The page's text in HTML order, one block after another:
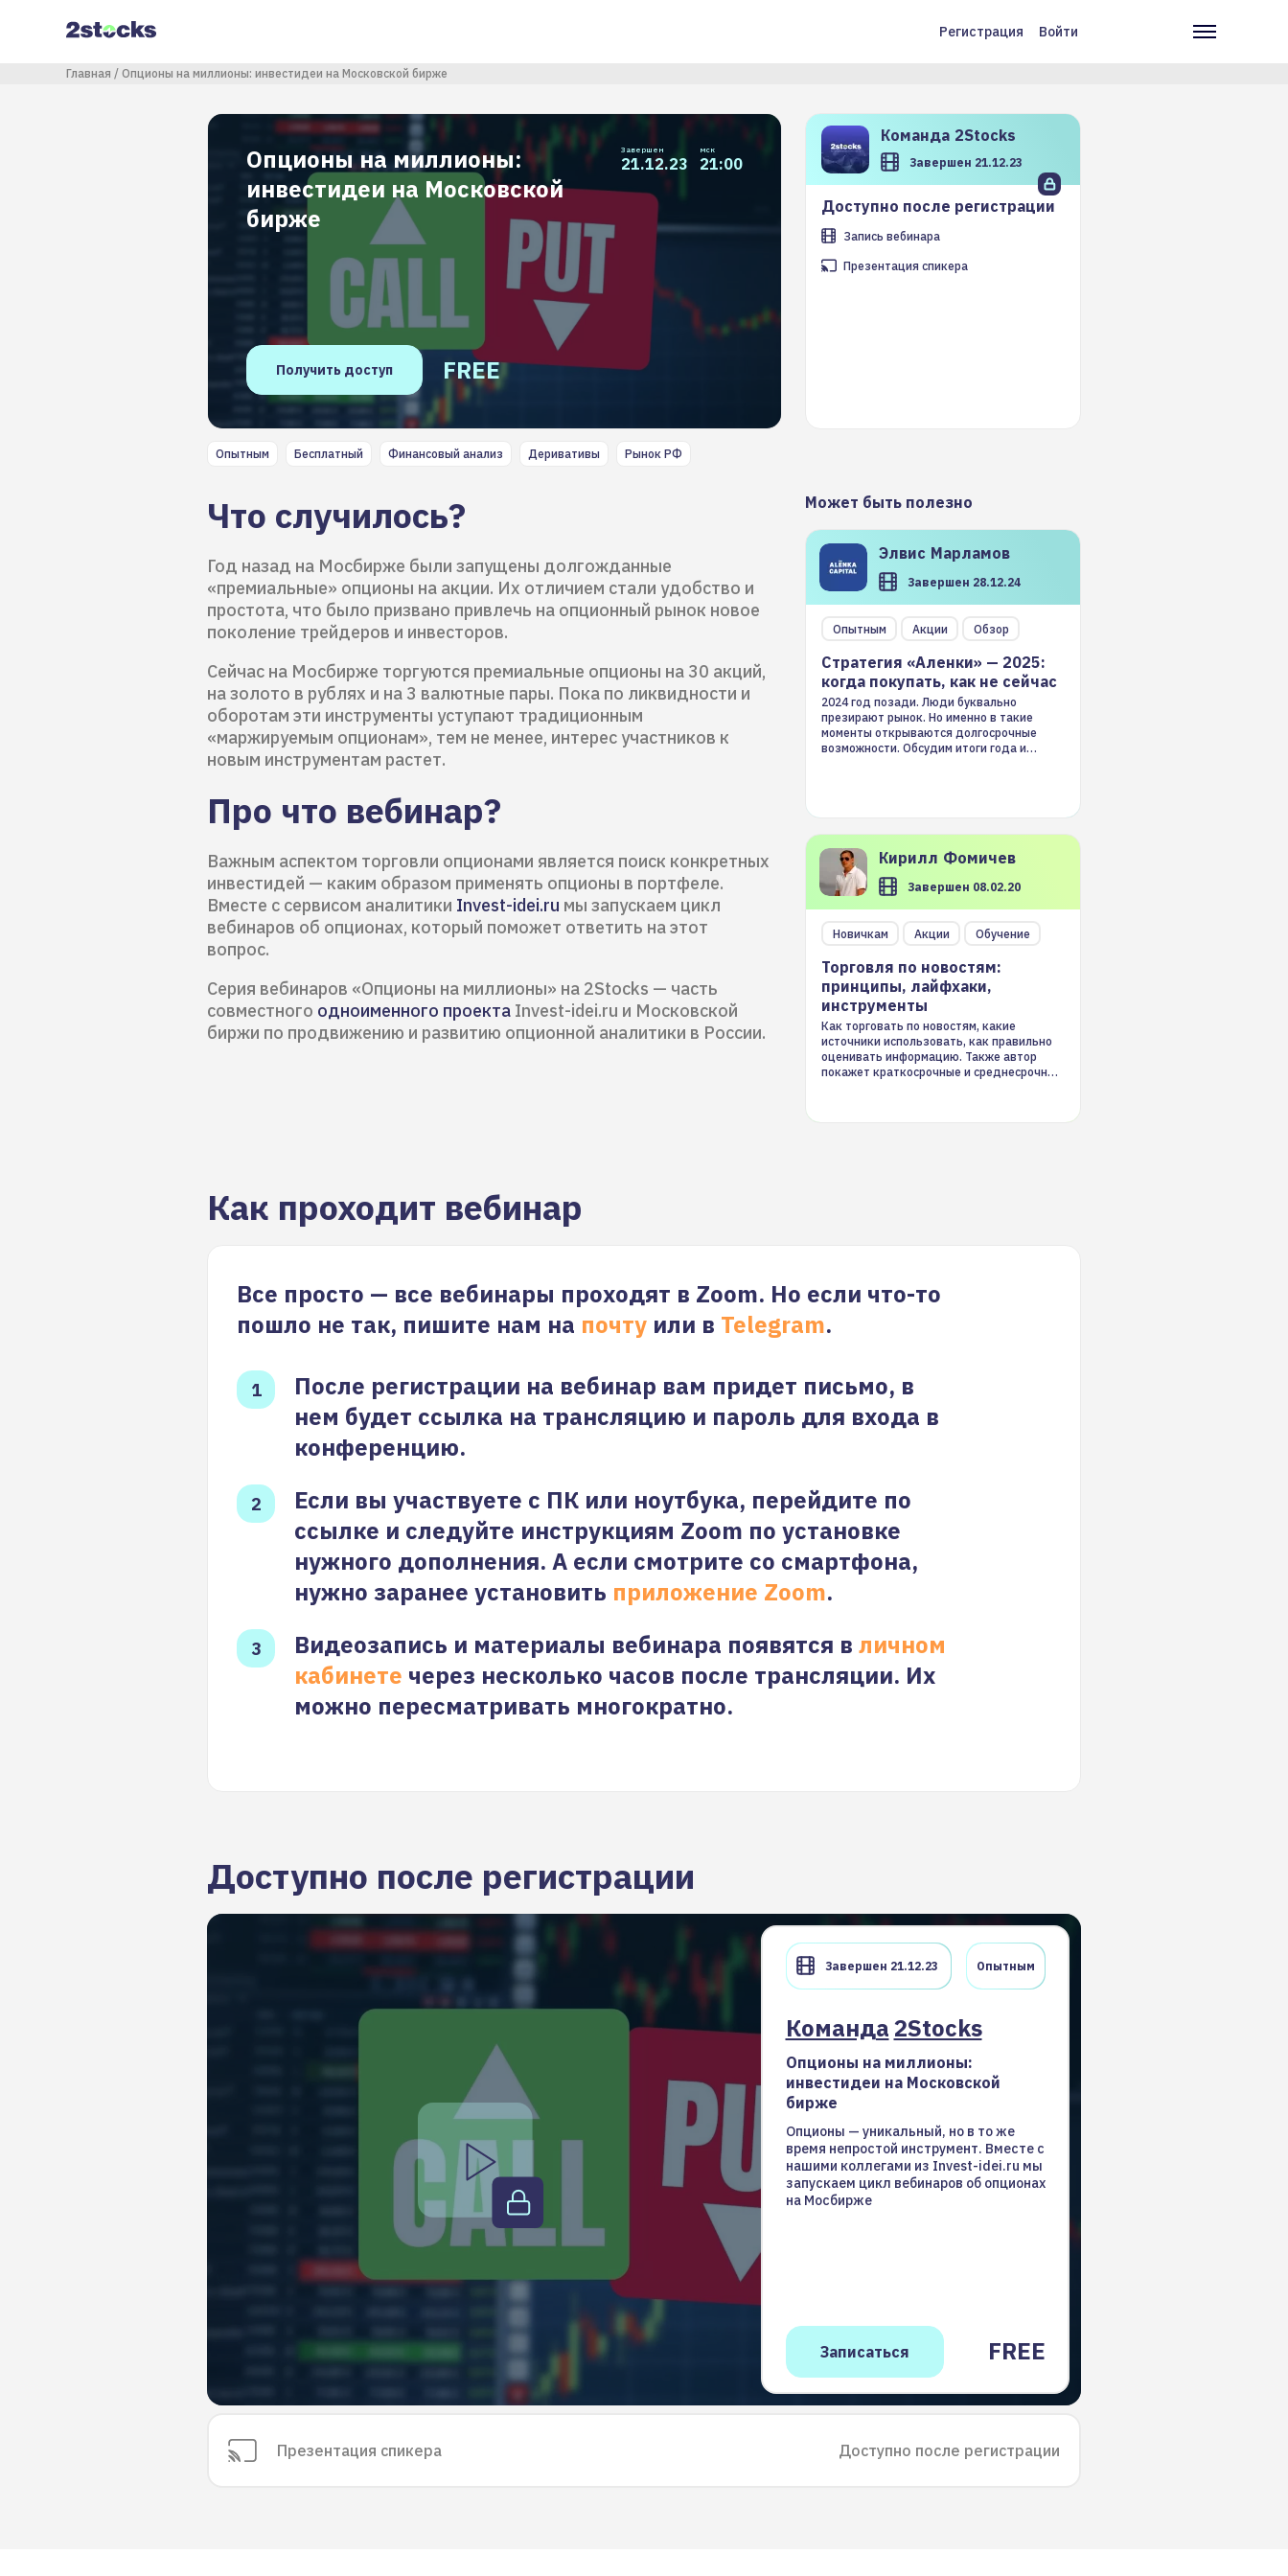
содержанию
Меню
записи
пользователя
Регистрация Войти
Строка навигации
Главная Опционы на миллионы: инвестидеи на Московской бирже
Опционы на миллионы:
инвестидеи на Московской
бирже
Завершен
21.12.23
мск
21:00
FREE
Команда 2Stocks
Завершен 21.12.23
Доступно после регистрации
Запись вебинара
Презентация спикера
Опытным Бесплатный Финансовый анализ Деривативы Рынок РФ
Что случилось?
Год назад на Мосбирже были запущены долгожданные
«премиальные» опционы на акции. Их отличием стали удобство и
простота, что было призвано привлечь на опционный рынок новое
поколение трейдеров и инвесторов.
Сейчас на Мосбирже торгуются премиальные опционы на 30 акций,
на золото в рублях и на 3 валютные пары. Пока по ликвидности и
оборотам эти инструменты уступают традиционным
«маржируемым опционам», тем не менее, интерес участников к
новым инструментам растет.
Про что вебинар?
Важным аспектом торговли опционами является поиск конкретных
инвестидей — каким образом применять опционы в портфеле.
Вместе с сервиcом аналитики Invest-idei.ru мы запускаем цикл
вебинаров об опционах, который поможет ответить на этот
вопрос.
Серия вебинаров «Опционы на миллионы» на 2Stocks — часть
совместного одноименного проекта Invest-idei.ru и Московской
биржи по продвижению и развитию опционной аналитики в России.
Может быть полезно
Элвис Марламов
Завершен 28.12.24
Опытным Акции Обзор
Стратегия «Аленки» — 2025:
когда покупать, как не сейчас
2024 год позади. Люди буквально
презирают рынок. Но именно в такие
моменты открываются долгосрочные
возможности. Обсудим итоги года и
Кирилл Фомичев
Завершен 08.02.20
Новичкам Акции Обучение
Торговля по новостям:
принципы, лайфхаки,
инструменты
Как торговать по новостям, какие
источники использовать, как правильно
оценивать информацию. Также автор
покажет краткосрочные и среднесрочные
Как проходит вебинар
Все просто — все вебинары проходят в Zoom. Но если что-то
пошло не так, пишите нам на почту или в Telegram.
После регистрации на вебинар вам придет письмо, в
нем будет ссылка на трансляцию и пароль для входа в
конференцию.
Если вы участвуете с ПК или ноутбука, перейдите по
ссылке и следуйте инструкциям Zoom по установке
нужного дополнения. А если смотрите со смартфона,
нужно заранее установить приложение Zoom.
Видеозапись и материалы вебинара появятся в личном
кабинете через несколько часов после трансляции. Их
можно пересматривать многократно.
Доступно после регистрации
Завершен 21.12.23 Опытным
Команда2Stocks
Опционы на миллионы:
инвестидеи на Московской
бирже
Опционы — уникальный, но в то же
время непростой инструмент. Вместе с
нашими коллегами из Invest-idei.ru мы
запускаем цикл вебинаров об опционах
на Мосбирже
FREE
Презентация спикера Доступно после регистрации